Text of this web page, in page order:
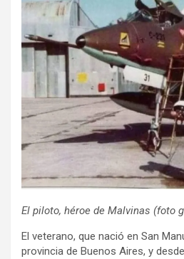
El piloto, héroe de Malvinas (foto
El veterano, que nació en San
provincia de Buenos Aires, y